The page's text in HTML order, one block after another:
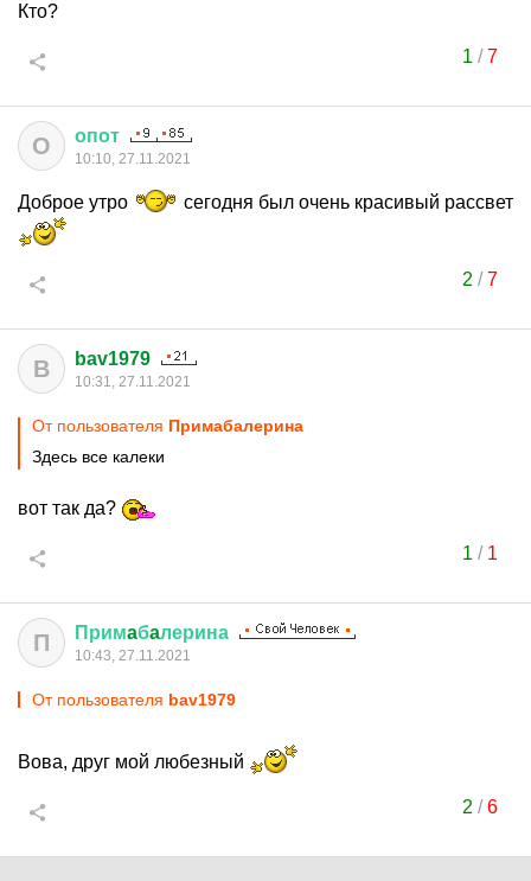
Кто?
1 /7
О опот
10:10, 27.11.2021
Доброе утро сегодня был очень красивый рассвет
2 /7
B bav1979
10:31, 27.11.2021
От пользователя Примaбaлерина
Здесь все калеки
вот так да?
1 / 1
П Примaбaлерина
10:43, 27.11.2021
От пользователя bav1979
Вова, друг мой любезный
2 /6